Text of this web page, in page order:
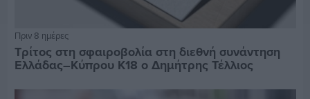
Πριν 8 ημέρες
Τρίτος στη σφαιροβολία στη διεθνή συνάντηση
Ελλάδας–Κύπρου Κ18 ο Δημήτρης Τέλλιος